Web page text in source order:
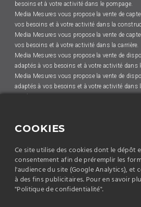
besoins et à votre activité dans le pompage.
Media Mesures vous propose la vente de
vos besoins et à votre activité dans la
Media Mesures vous propose la vente de
vos besoins et à votre activité dans la carrière.
Media Mesures vous propose la vente de
adaptés à vos besoins et à votre activité dans
Media Mesures vous propose la vente de
adaptés à vos besoins et à votre activité dans
Media Mesures vous propose la vente de
Media Mesures vous propose la vente de
besoins et à votre activité dans la carrière.
Media Mesures vous propose la vente de
vos besoins et à votre activité dans le
Media Mesures vous propose la vente de
COOKIES
Ce site utilise des cookies dont le dépôt
consentement afin de préremplir les
l'audience du site (Google Analytics), et
à des fins publicitaires. Pour en savoir
"Politique de confidentialité".